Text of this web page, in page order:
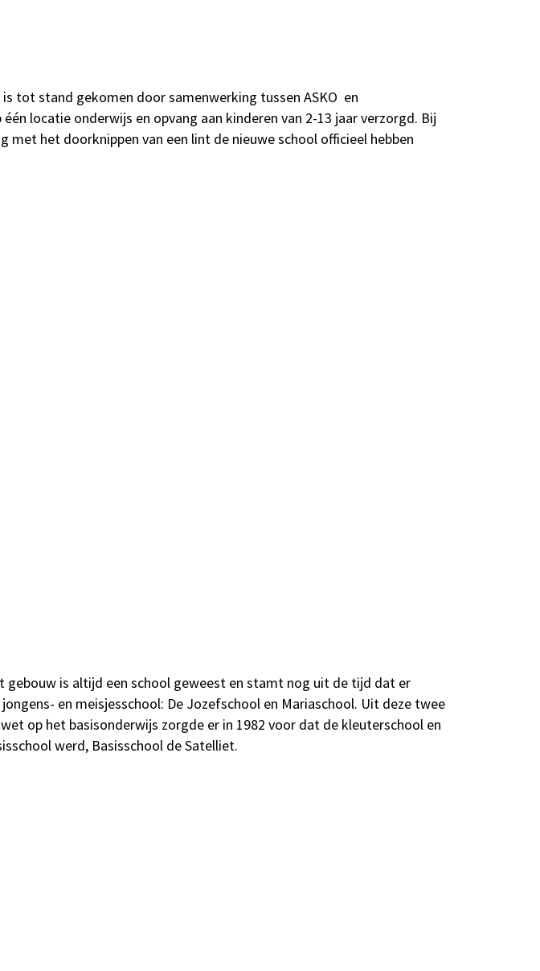
tot stand gekomen door samenwerking tussen ASKO en
locatie onderwijs en opvang aan kinderen van 2-13 jaar verzorgd. Bij
het doorknippen van een lint de nieuwe school officieel hebben
gebouw is altijd een school geweest en stamt nog uit de tijd dat er
en meisjesschool: De Jozefschool en Mariaschool. Uit deze twee
op het basisonderwijs zorgde er in 1982 voor dat de kleuterschool en
werd, Basisschool de Satelliet.